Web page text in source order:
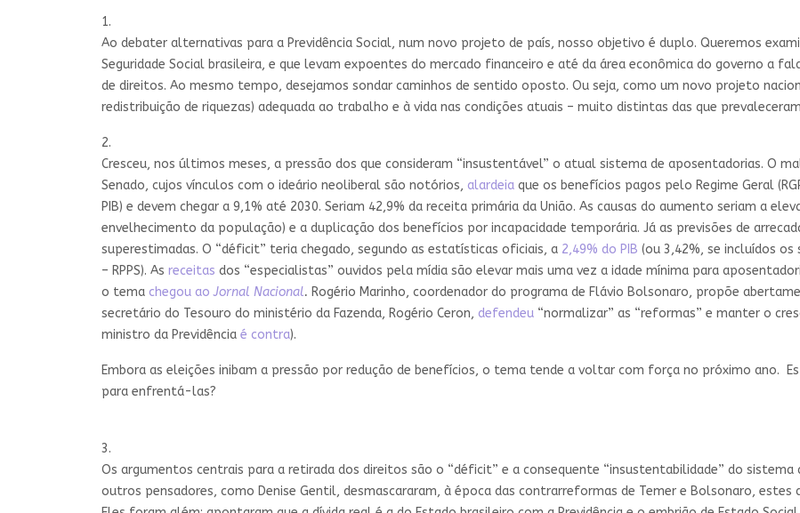
1.
Ao debater alternativas para a Previdência Social, num novo projeto de país, nosso objetivo é duplo. Queremos
Seguridade Social brasileira, e que levam expoentes do mercado financeiro e até da área econômica do governo a
de direitos. Ao mesmo tempo, desejamos sondar caminhos de sentido oposto. Ou seja, como um novo projeto
redistribuição de riquezas) adequada ao trabalho e à vida nas condições atuais – muito distintas das que
2.
Cresceu, nos últimos meses, a pressão dos que consideram “insustentável” o atual sistema de aposentadorias. O
Senado, cujos vínculos com o ideário neoliberal são notórios, alardeia que os benefícios pagos pelo Regime Geral
PIB) e devem chegar a 9,1% até 2030. Seriam 42,9% da receita primária da União. As causas do aumento seriam a
envelhecimento da população) e a duplicação dos benefícios por incapacidade temporária. Já as previsões de
superestimadas. O “déficit” teria chegado, segundo as estatísticas oficiais, a 2,49% do PIB (ou 3,42%, se incluídos os
– RPPS). As receitas dos “especialistas” ouvidos pela mídia são elevar mais uma vez a idade mínima para
o tema chegou aoJornal Nacional. Rogério Marinho, coordenador do programa de Flávio Bolsonaro, propõe
secretário do Tesouro do ministério da Fazenda, Rogério Ceron, defendeu “normalizar” as “reformas” e manter o
ministro da Previdência é contra).
Embora as eleições inibam a pressão por redução de benefícios, o tema tende a voltar com força no próximo ano.
para enfrentá-las?
3.
Os argumentos centrais para a retirada dos direitos são o “déficit” e a consequente “insustentabilidade” do sistema
outros pensadores, como Denise Gentil, desmascararam, à época das contrarreformas de Temer e Bolsonaro,